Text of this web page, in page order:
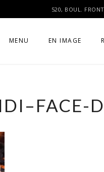
520, BOUL.
MENU EN IMAGE